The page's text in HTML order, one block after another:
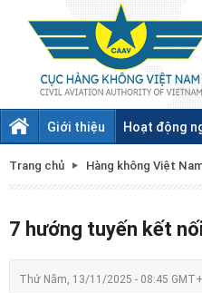
Giới thiệu Hoạt động
Trang chủ Hàng không Việt
7 hướng tuyến kết
Thứ Năm, 13/11/2025 - 08:45